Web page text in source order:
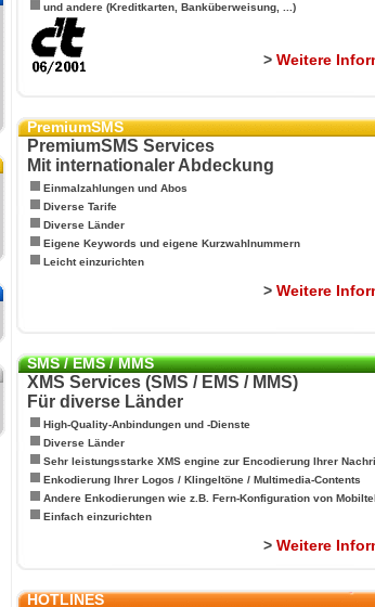
und andere (Kreditkarten, Banküberweisung, ...)
> Weitere
PremiumSMS
PremiumSMS Services
Mit internationaler Abdeckung
Einmalzahlungen und Abos
Diverse Tarife
Diverse Länder
Eigene Keywords und eigene Kurzwahlnummern
Leicht einzurichten
> Weitere
SMS / EMS / MMS
XMS Services (SMS / EMS / MMS)
Für diverse Länder
High-Quality-Anbindungen und -Dienste
Diverse Länder
Sehr leistungsstarke XMS engine zur Encodierung Ihrer
Enkodierung Ihrer Logos / Klingeltöne / Multimedia-Contents
Andere Enkodierungen wie z.B. Fern-Konfiguration von
Einfach einzurichten
> Weitere
HOTLINES